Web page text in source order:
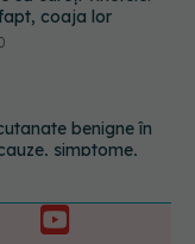
benigne în
simptome,
de tratament
mamar? De ce
mai mult decât
6560
ABONAȚI